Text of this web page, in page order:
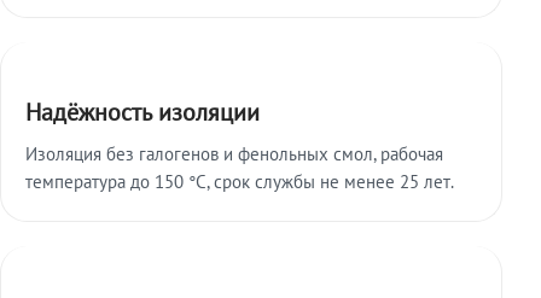
Надёжность изоляции
Изоляция без галогенов и фенольных смол, рабочая
температура до 150 °C, срок службы не менее 25 лет.